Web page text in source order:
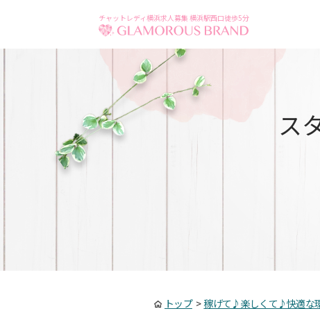
チャットレディ横浜求人募集 横浜駅西口徒歩5分
ス
トップ> 稼げて♪楽しくて♪快適な